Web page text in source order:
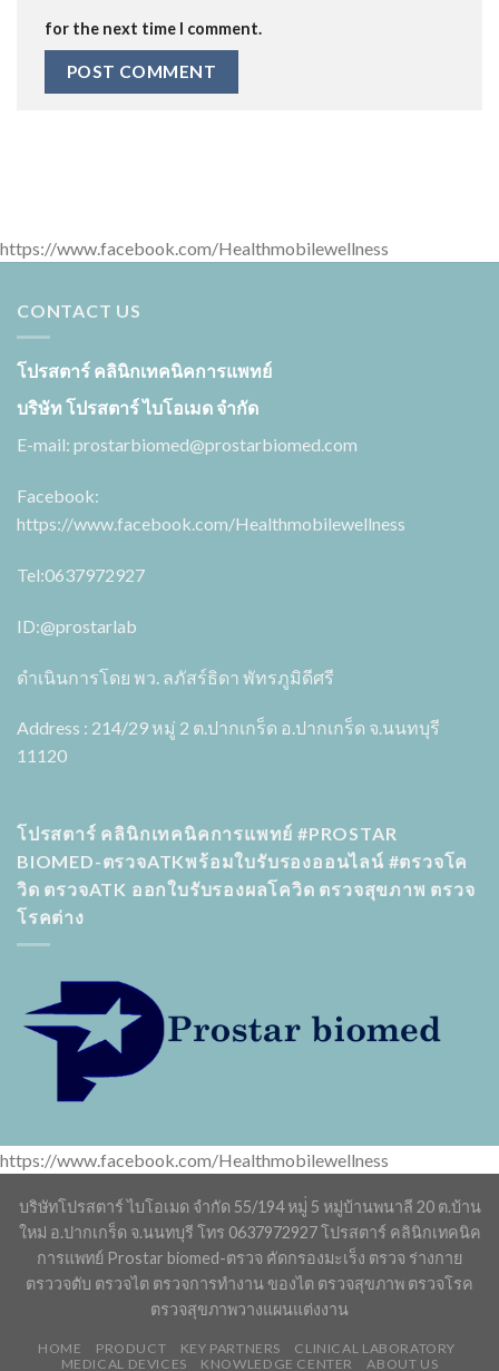
for the next time I comment.
https://www.facebook.com/Healthmobilewellness
CONTACT US
โปรสตาร์ คลินิกเทคนิคการแพทย์
บริษัท โปรสตาร์ ไบโอเมด จำกัด
E-mail: prostarbiomed@prostarbiomed.com
Facebook:
https://www.facebook.com/Healthmobilewellness
Tel:0637972927
ID:@prostarlab
ดำเนินการโดย พว. ลภัสร์ธิดา พัทรภูมิดีศรี
Address : 214/29 หมู่ 2 ต.ปากเกร็ด อ.ปากเกร็ด จ.นนทบุรี
11120
โปรสตาร์ คลินิกเทคนิคการแพทย์ #PROSTAR
BIOMED-ตรวจATKพร้อมใบรับรองออนไลน์ #ตรวจโค
วิด ตรวจATK ออกใบรับรองผลโควิด ตรวจสุขภาพ ตรวจ
โรคต่าง
https://www.facebook.com/Healthmobilewellness
บริษัทโปรสตาร์ ไบโอเมด จำกัด 55/194 หมู่่ 5 หมู่บ้านพนาลี 20 ต.บ้าน
ใหม่ อ.ปากเกร็ด จ.นนทบุรี โทร 0637972927 โปรสตาร์ คลินิกเทคนิค
การแพทย์ Prostar biomed-ตรวจ คัดกรองมะเร็ง ตรวจ ร่างกาย
ตรววจตับ ตรวจไต ตรวจการทำงาน ของไต ตรวจสุขภาพ ตรวจโรค
ตรวจสุขภาพวางแผนแต่งงาน
HOME PRODUCT KEY PARTNERS
CLINICAL LABORATORY
MEDICAL DEVICES
KNOWLEDGE CENTER ABOUT US